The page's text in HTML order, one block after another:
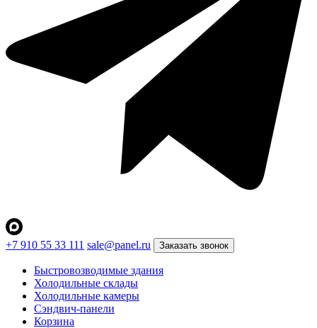
+7 910 55 33 111 sale@panel.ru Заказать звонок
Быстровозводимые здания
Холодильные склады
Холодильные камеры
Сэндвич-панели
Корзина